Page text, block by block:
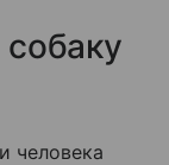
собаку
человека